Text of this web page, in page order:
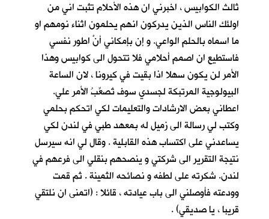
ثالث الكوابيس ، اخبرني ان هذه الأحلام تثبت اني من
اولئك الناس الذين يدركون انهم يحلمون اثناء نومهم او
ما اسماه بالحلم الواعي. و إن بإمكاني أنْ اطور نفسي
فاستطيع ان اصمم أحلامي فلا تتحول الى كوابيس وهذا
الأمر لن يكون سهلا اذا بقيت في كيرونا ، لان الساعة
البيولوجية المرتبكة لجسدي سوف تُصعِّبُ الأمر علي.
اعطاني بعض الارشادات والتعليمات لكي اتحكم بحلمي
وكتب لي رسالة الى زميل له بمعهد طبي في لندن لكي
يساعدني على اكتساب هذه القابلية . وقال لي انه سيرسل
نتيجة التقرير الى شركتي و ينصحهم بنقلي الى فرعهم في
لندن. شكرته على لطفه و نصائحه الثمينة . ثم قمت
وودعته فأوصلني الى باب عيادته ، قائلا : (اتمنى ان نلتقي
قريبا ، يا صديقي) .